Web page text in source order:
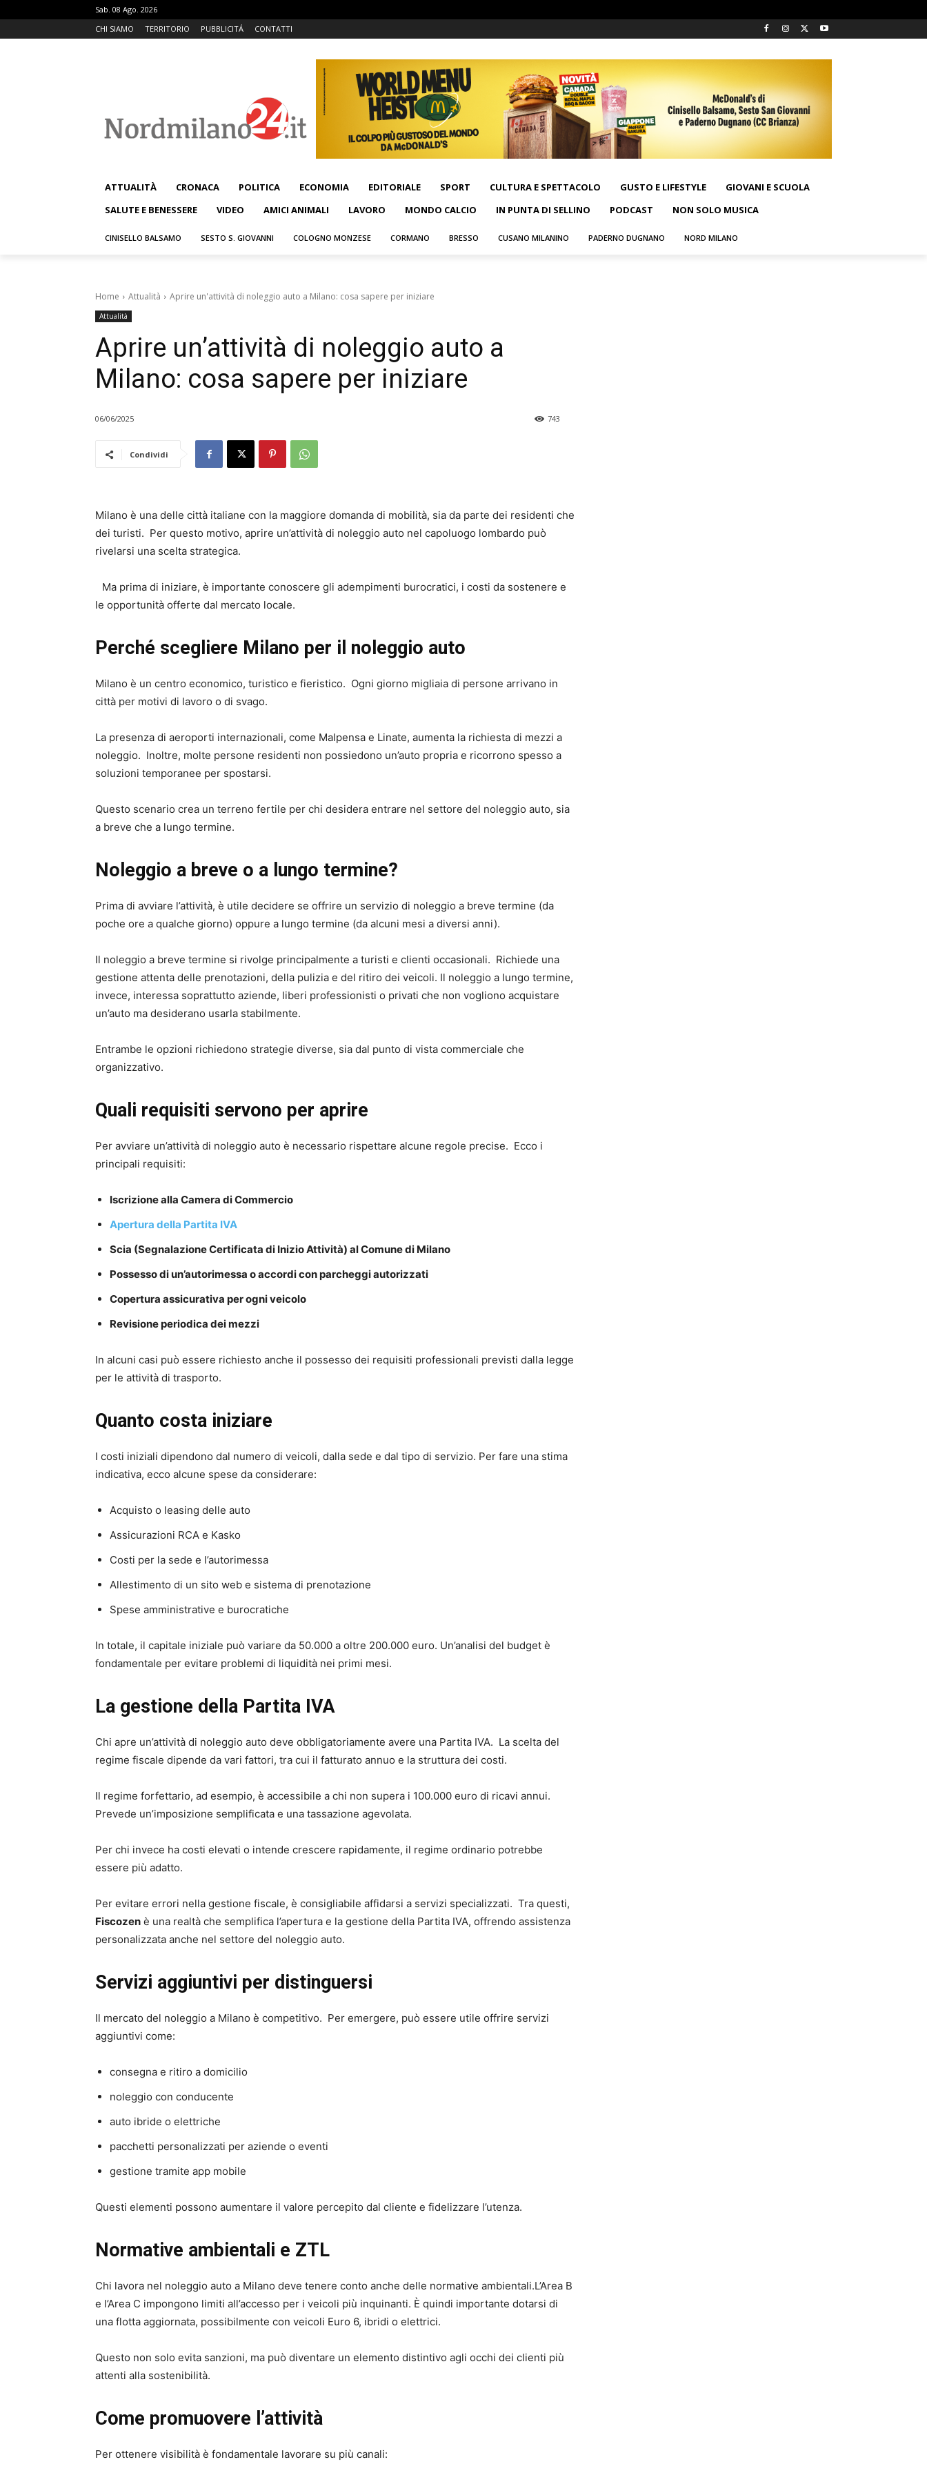
Sab. 08 Ago. 2026
CHI SIAMO
TERRITORIO PUBBLICITÁ CONTATTI
ATTUALITÀ CRONACA POLITICA ECONOMIA EDITORIALE SPORT CULTURA E SPETTACOLO GUSTO E LIFESTYLE
GIOVANI E SCUOLA
SALUTE E BENESSERE
VIDEO AMICI ANIMALI LAVORO MONDO CALCIO IN PUNTA DI SELLINO PODCAST NON SOLO MUSICA
CINISELLO BALSAMO SESTO S. GIOVANNI COLOGNO MONZESE CORMANO BRESSO CUSANO MILANINO PADERNO DUGNANO NORD MILANO
Home Attualità Aprire un'attività di noleggio auto a Milano: cosa sapere per iniziare
Attualità
Aprire un’attività di noleggio auto a
Milano: cosa sapere per iniziare
06/06/2025 743
Condividi
Milano è una delle città italiane con la maggiore domanda di mobilità, sia da parte dei residenti che
dei turisti. Per questo motivo, aprire un’attività di noleggio auto nel capoluogo lombardo può
rivelarsi una scelta strategica.
Ma prima di iniziare, è importante conoscere gli adempimenti burocratici, i costi da sostenere e
le opportunità offerte dal mercato locale.
Perché scegliere Milano per il noleggio auto
Milano è un centro economico, turistico e fieristico. Ogni giorno migliaia di persone arrivano in
città per motivi di lavoro o di svago.
La presenza di aeroporti internazionali, come Malpensa e Linate, aumenta la richiesta di mezzi a
noleggio. Inoltre, molte persone residenti non possiedono un’auto propria e ricorrono spesso a
soluzioni temporanee per spostarsi.
Questo scenario crea un terreno fertile per chi desidera entrare nel settore del noleggio auto, sia
a breve che a lungo termine.
Noleggio a breve o a lungo termine?
Prima di avviare l’attività, è utile decidere se offrire un servizio di noleggio a breve termine (da
poche ore a qualche giorno) oppure a lungo termine (da alcuni mesi a diversi anni).
Il noleggio a breve termine si rivolge principalmente a turisti e clienti occasionali. Richiede una
gestione attenta delle prenotazioni, della pulizia e del ritiro dei veicoli. Il noleggio a lungo termine,
invece, interessa soprattutto aziende, liberi professionisti o privati che non vogliono acquistare
un’auto ma desiderano usarla stabilmente.
Entrambe le opzioni richiedono strategie diverse, sia dal punto di vista commerciale che
organizzativo.
Quali requisiti servono per aprire
Per avviare un’attività di noleggio auto è necessario rispettare alcune regole precise. Ecco i
principali requisiti:
Iscrizione alla Camera di Commercio
Apertura della Partita IVA
Scia (Segnalazione Certificata di Inizio Attività) al Comune di Milano
Possesso di un’autorimessa o accordi con parcheggi autorizzati
Copertura assicurativa per ogni veicolo
Revisione periodica dei mezzi
In alcuni casi può essere richiesto anche il possesso dei requisiti professionali previsti dalla legge
per le attività di trasporto.
Quanto costa iniziare
I costi iniziali dipendono dal numero di veicoli, dalla sede e dal tipo di servizio. Per fare una stima
indicativa, ecco alcune spese da considerare:
Acquisto o leasing delle auto
Assicurazioni RCA e Kasko
Costi per la sede e l’autorimessa
Allestimento di un sito web e sistema di prenotazione
Spese amministrative e burocratiche
In totale, il capitale iniziale può variare da 50.000 a oltre 200.000 euro. Un’analisi del budget è
fondamentale per evitare problemi di liquidità nei primi mesi.
La gestione della Partita IVA
Chi apre un’attività di noleggio auto deve obbligatoriamente avere una Partita IVA. La scelta del
regime fiscale dipende da vari fattori, tra cui il fatturato annuo e la struttura dei costi.
Il regime forfettario, ad esempio, è accessibile a chi non supera i 100.000 euro di ricavi annui.
Prevede un’imposizione semplificata e una tassazione agevolata.
Per chi invece ha costi elevati o intende crescere rapidamente, il regime ordinario potrebbe
essere più adatto.
Per evitare errori nella gestione fiscale, è consigliabile affidarsi a servizi specializzati. Tra questi,
Fiscozen è una realtà che semplifica l’apertura e la gestione della Partita IVA, offrendo assistenza
personalizzata anche nel settore del noleggio auto.
Servizi aggiuntivi per distinguersi
Il mercato del noleggio a Milano è competitivo. Per emergere, può essere utile offrire servizi
aggiuntivi come:
consegna e ritiro a domicilio
noleggio con conducente
auto ibride o elettriche
pacchetti personalizzati per aziende o eventi
gestione tramite app mobile
Questi elementi possono aumentare il valore percepito dal cliente e fidelizzare l’utenza.
Normative ambientali e ZTL
Chi lavora nel noleggio auto a Milano deve tenere conto anche delle normative ambientali.L’Area B
e l’Area C impongono limiti all’accesso per i veicoli più inquinanti. È quindi importante dotarsi di
una flotta aggiornata, possibilmente con veicoli Euro 6, ibridi o elettrici.
Questo non solo evita sanzioni, ma può diventare un elemento distintivo agli occhi dei clienti più
attenti alla sostenibilità.
Come promuovere l’attività
Per ottenere visibilità è fondamentale lavorare su più canali: